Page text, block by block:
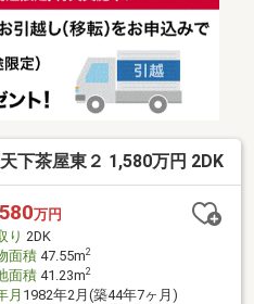
下茶屋東２ 1,580万円 2DK
万円
り 2DK
面積47.55m2
面積41.23m2
月 1982年2月(築44年7ヶ月)